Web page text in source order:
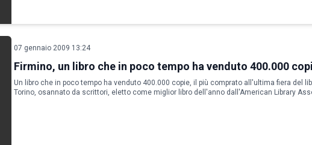
07 gennaio 2009 13:24
Firmino, un libro che in poco tempo ha venduto 400.000
Un libro che in poco tempo ha venduto 400.000 copie, il più comprato all'ultima fiera del
Torino, osannato da scrittori, eletto come miglior libro dell'anno dall'American Library